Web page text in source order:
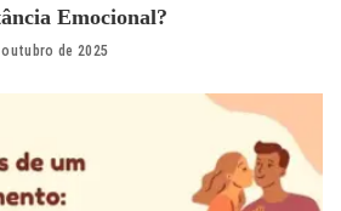
Emocional?
de 2025